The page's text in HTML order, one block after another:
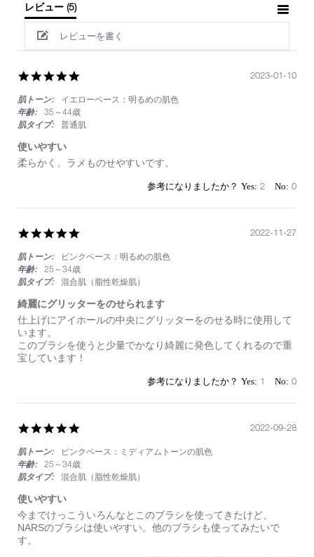
レビュー (5)
レビューを書く
rating
肌トーン:
イエローベース：明るめの肌色
年齢:
35～44歳
肌タイプ:
普通肌
使いやすい
Review
Jan
review
や
い
柔らかく、ラメものせやすいです。
2023-01-10
2 0
rating
肌トーン:
ピンクベース：明るめの肌色
年齢:
25～34歳
肌タイプ:
混合肌（脂性乾燥肌）
綺麗にグリッターをのせられます
Review
by
on
27
Nov
review
stating
綺
麗
ッ
ー
の
せ
ら
ま
す
仕上げにアイホールの中央にグリッターをのせる時に使用して
います。
このブラシを使うと少量でかなり綺麗に発色してくれるので重
宝しています！
2022-11-27
1 0
rating
肌トーン:
ピンクベース：ミディアムトーンの肌色
年齢:
25～34歳
肌タイプ:
混合肌（脂性乾燥肌）
使いやすい
Review
by
on
28
review
stating
使
い
今までけっこういろんなとこのブラシを使ってきたけど、
NARSのブラシは使いやすい。他のブラシも使ってみたいで
す。
2022-09-28